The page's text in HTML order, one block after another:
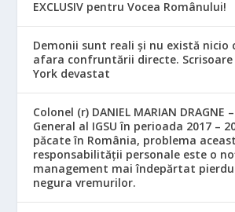
EXCLUSIV pentru Vocea Românului!
Demonii sunt reali și nu există nicio
afara confruntării directe.
York devastat
Colonel (r) DANIEL MARIAN DRAGNE
General al IGSU în perioada 2017 –
păcate în România, problema
responsabilităţii personale este o
management mai îndepărtat
negura vremurilor.